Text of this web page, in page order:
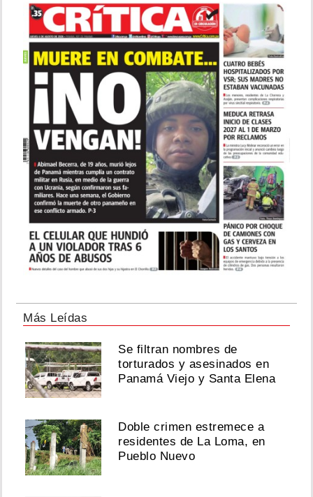
Más Leídas
Se filtran nombres de
torturados y asesinados en
Panamá Viejo y Santa Elena
Doble crimen estremece a
residentes de La Loma, en
Pueblo Nuevo